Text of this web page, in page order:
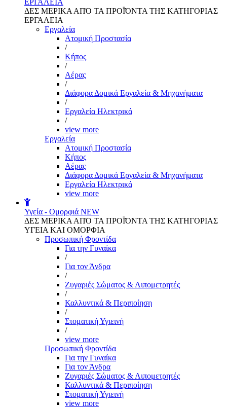
ΕΡΓΑΛΕΙΑ
ΔΕΣ ΜΕΡΙΚΑ ΑΠΌ ΤΑ ΠΡΟΪΌΝΤΑ ΤΗΣ ΚΑΤΗΓΟΡΙΑΣ
ΕΡΓΑΛΕΙΑ
Εργαλεία
Aτομική Προστασία
/
Kήπος
/
Αέρας
/
Διάφορα Δομικά Εργαλεία & Μηχανήματα
/
Εργαλεία Ηλεκτρικά
/
view more
Εργαλεία
Aτομική Προστασία
Kήπος
Αέρας
Διάφορα Δομικά Εργαλεία & Μηχανήματα
Εργαλεία Ηλεκτρικά
view more
Υγεία - Ομορφιά NEW
ΔΕΣ ΜΕΡΙΚΑ ΑΠΌ ΤΑ ΠΡΟΪΌΝΤΑ ΤΗΣ ΚΑΤΗΓΟΡΙΑΣ
ΥΓΕΙΑ ΚΑΙ ΟΜΟΡΦΙΑ
Προσωπική Φροντίδα
Για την Γυναίκα
/
Για τον Άνδρα
/
Ζυγαριές Σώματος & Λιπομετρητές
/
Καλλυντικά & Περιποίηση
/
Στοματική Υγιεινή
/
view more
Προσωπική Φροντίδα
Για την Γυναίκα
Για τον Άνδρα
Ζυγαριές Σώματος & Λιπομετρητές
Καλλυντικά & Περιποίηση
Στοματική Υγιεινή
view more